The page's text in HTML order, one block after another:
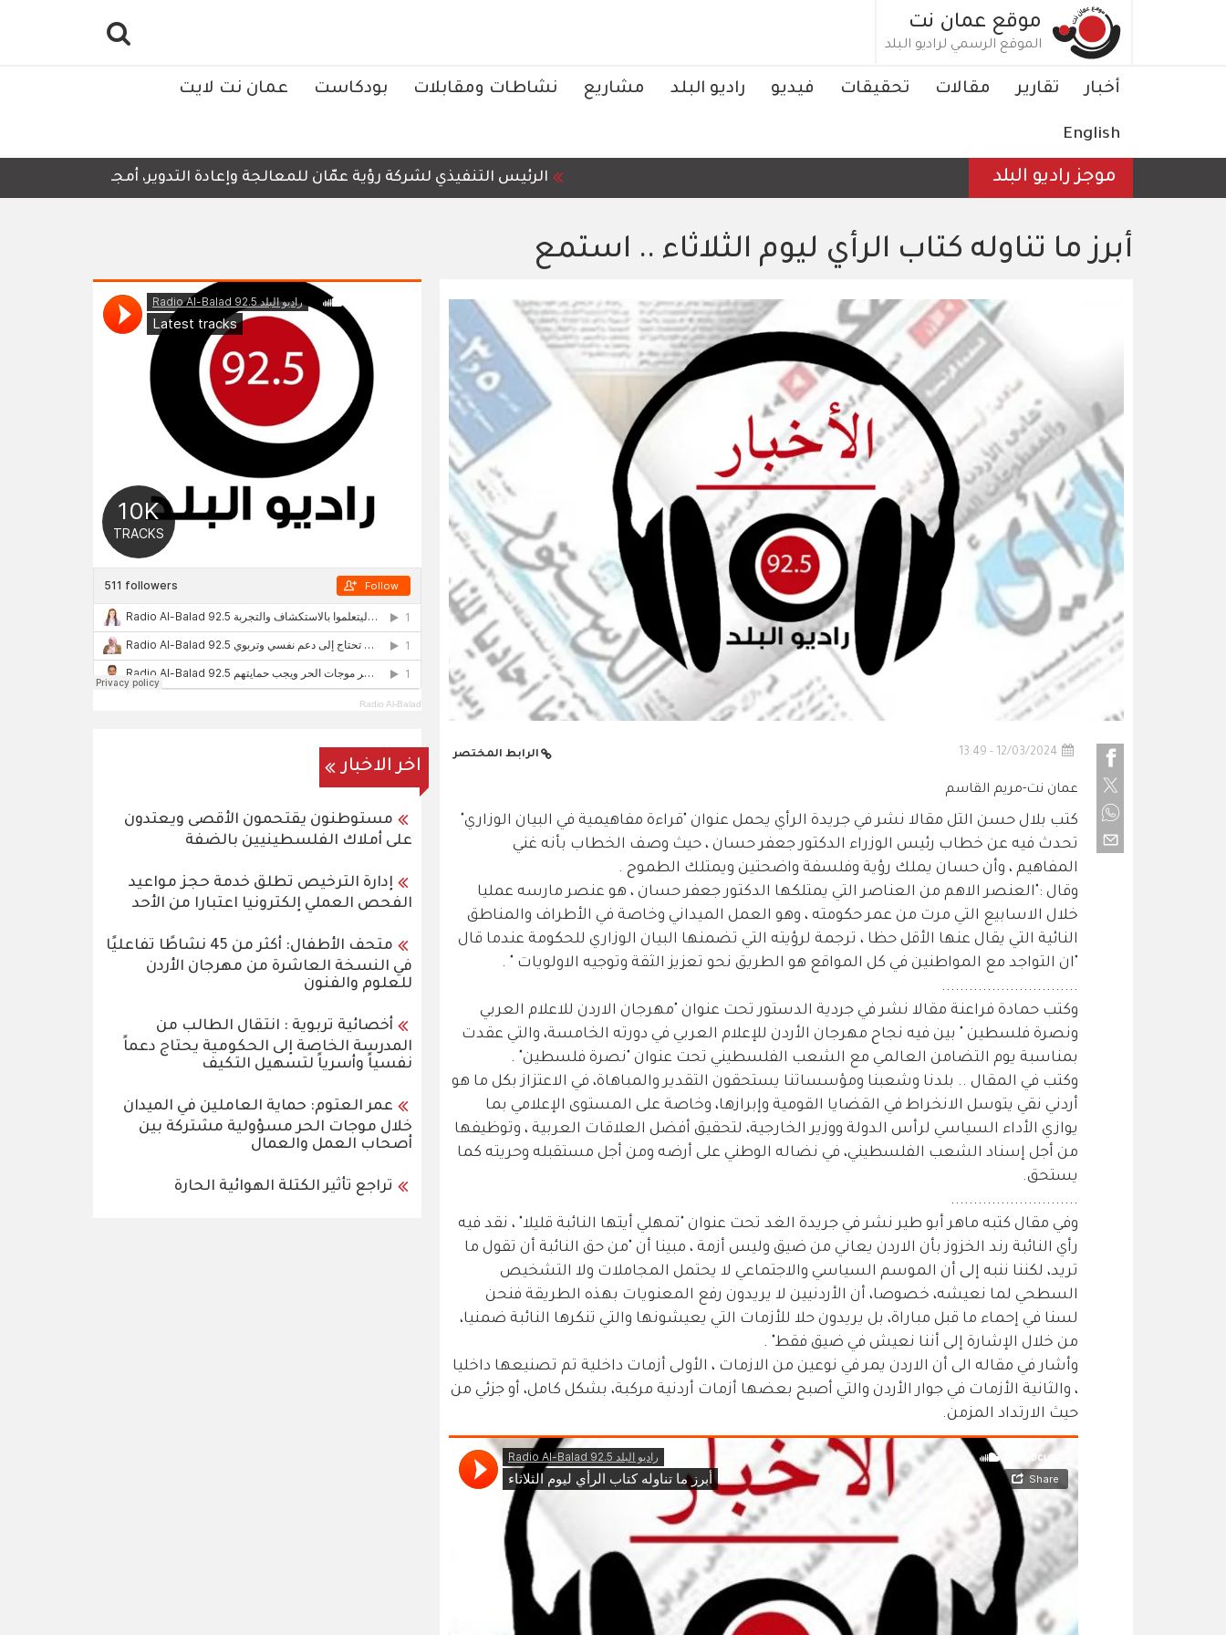
موقع عمان نت
الموقع الرسمي لراديو البلد
Main
أخبار تقارير مقالات تحقيقات فيديو راديو البلد مشاريع نشاطات ومقابلات بودكاست عمان نت لايت
English
موجز راديو البلد الرئيس التنفيذي لشركة رؤية عمّان للمعالجة وإعادة التدوير، أمجد العناسوة، تدعو
أبرز ما تناوله كتاب الرأي ليوم الثلاثاء .. استمع
12/03/2024 - 13:49 الرابط المختصر
عمان نت-مريم القاسم
كتب بلال حسن التل مقالا نشر في جريدة الرأي يحمل عنوان "قراءة مفاهيمية في البيان الوزاري"
تحدث فيه عن خطاب رئيس الوزراء الدكتور جعفر حسان ، حيث وصف الخطاب بأنه غني
المفاهيم ، وأن حسان يملك رؤية وفلسفة واضحتين ويمتلك الطموح .
وقال :"العنصر الاهم من العناصر التي يمتلكها الدكتور جعفر حسان ، هو عنصر مارسه عمليا
خلال الاسابيع التي مرت من عمر حكومته ، وهو العمل الميداني وخاصة في الأطراف والمناطق
النائية التي يقال عنها الأقل حظا ، ترجمة لرؤيته التي تضمنها البيان الوزاري للحكومة عندما قال
"ان التواجد مع المواطنين في كل المواقع هو الطريق نحو تعزيز الثقة وتوجيه الاولويات " .
..............................
وكتب حمادة فراعنة مقالا نشر في جردية الدستور تحت عنوان "مهرجان الاردن للاعلام العربي
ونصرة فلسطين " بين فيه نجاح مهرجان الأردن للإعلام العربي في دورته الخامسة، والتي عقدت
بمناسبة يوم التضامن العالمي مع الشعب الفلسطيني تحت عنوان "نصرة فلسطين" .
وكتب في المقال .. بلدنا وشعبنا ومؤسساتنا يستحقون التقدير والمباهاة، في الاعتزاز بكل ما هو
أردني نقي يتوسل الانخراط في القضايا القومية وإبرازها، وخاصة على المستوى الإعلامي بما
يوازي الأداء السياسي لرأس الدولة ووزير الخارجية، لتحقيق أفضل العلاقات العربية ، وتوظيفها
من أجل إسناد الشعب الفلسطيني، في نضاله الوطني على أرضه ومن أجل مستقبله وحريته كما
يستحق.
............................
وفي مقال كتبه ماهر أبو طير نشر في جريدة الغد تحت عنوان "تمهلي أيتها النائبة قليلا" ، نقد فيه
رأي النائبة رند الخزوز بأن الاردن يعاني من ضيق وليس أزمة ، مبينا أن "من حق النائبة أن تقول ما
تريد، لكننا ننبه إلى أن الموسم السياسي والاجتماعي لا يحتمل المجاملات ولا التشخيص
السطحي لما نعيشه، خصوصا، أن الأردنيين لا يريدون رفع المعنويات بهذه الطريقة فنحن
لسنا في إحماء ما قبل مباراة، بل يريدون حلا للأزمات التي يعيشونها والتي تنكرها النائبة ضمنيا،
من خلال الإشارة إلى أننا نعيش في ضيق فقط" .
وأشار في مقاله الى أن الاردن يمر في نوعين من الازمات ، الأولى أزمات داخلية تم تصنيعها داخليا
، والثانية الأزمات في جوار الأردن والتي أصبح بعضها أزمات أردنية مركبة، بشكل كامل، أو جزئي من
حيث الارتداد المزمن.
Radio Al-Balad
اخر الاخبار
مستوطنون يقتحمون الأقصى ويعتدون
على أملاك الفلسطينيين بالضفة
إدارة الترخيص تطلق خدمة حجز مواعيد
الفحص العملي إلكترونيا اعتبارا من الأحد
متحف الأطفال: أكثر من 45 نشاطًا تفاعليًا
في النسخة العاشرة من مهرجان الأردن
للعلوم والفنون
أخصائية تربوية : انتقال الطالب من
المدرسة الخاصة إلى الحكومية يحتاج دعماً
نفسياً وأسرياً لتسهيل التكيف
عمر العتوم: حماية العاملين في الميدان
خلال موجات الحر مسؤولية مشتركة بين
أصحاب العمل والعمال
تراجع تأثير الكتلة الهوائية الحارة